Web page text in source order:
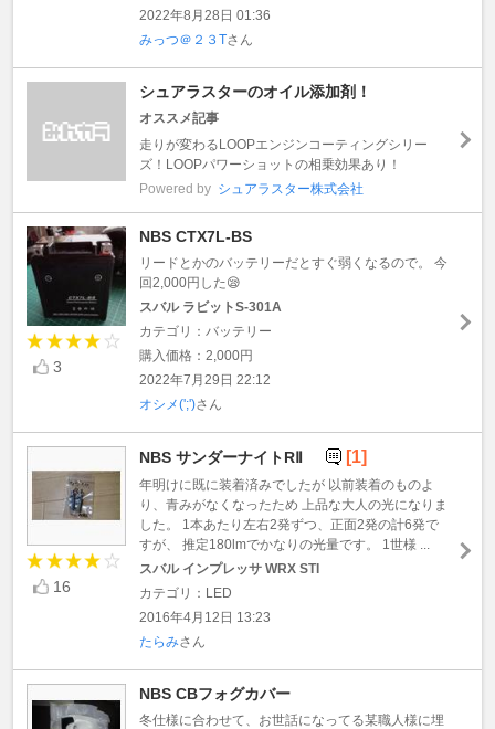
2022年8月28日 01:36
みっつ＠２３Tさん
シュアラスターのオイル添加剤！
オススメ記事
走りが変わるLOOPエンジンコーティングシリー
ズ！LOOPパワーショットの相乗効果あり！
Powered by シュアラスター株式会社
3
NBS CTX7L-BS
リードとかのバッテリーだとすぐ弱くなるので。 今
回2,000円した😪
スバル ラビットS‐301A
カテゴリ：バッテリー
購入価格：2,000円
2022年7月29日 22:12
オシメ(';')さん
16
NBS サンダーナイトRⅡ [1]
年明けに既に装着済みでしたが 以前装着のものよ
り、青みがなくなったため 上品な大人の光になりま
した。 1本あたり左右2発ずつ、正面2発の計6発で
すが、 推定180lmでかなりの光量です。 1世様 ...
スバル インプレッサ WRX STI
カテゴリ：LED
2016年4月12日 13:23
たらみさん
NBS CBフォグカバー
冬仕様に合わせて、お世話になってる某職人様に埋